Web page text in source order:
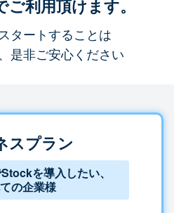
利用頂けます。
タートすることは
是非ご安心ください
スプラン
を導入したい、
の企業様